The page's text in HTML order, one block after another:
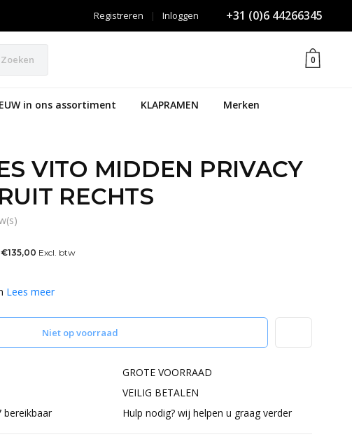
+31 (0)6 44266345
Inloggen
|
Registreren
Zoeken 0
in ons assortiment KLAPRAMEN Merken
VITO MIDDEN PRIVACY
RECHTS
€135,00 Excl. btw
Lees meer
Niet op voorraad
GROTE VOORRAAD
VEILIG BETALEN
bereikbaar
Hulp nodig? wij helpen u graag verder